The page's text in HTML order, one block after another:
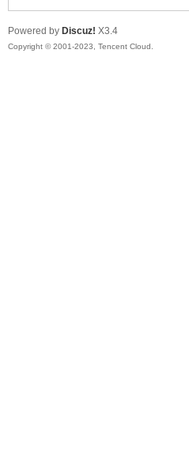
Powered by Discuz! X3.4
Copyright © 2001-2023, Tencent Cloud.